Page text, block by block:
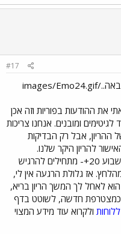
#17
את ההודעות בפוריות וזה אכן
ומובנים. אנחנו צריכות
של ההריון, אבל רק הבדיקות
להריון היקר שלנו.
בשלבים מאוחרים יותר, בסביבות שבוע 20+- מתחילים להרגיש
אז גלולת הרגעה אין לי,
לאחל לך המשך הריון בריא,
כמצטרפת חדשה, לשוטט בדף
ללוחות ולקרוא עוד מידע המצוי